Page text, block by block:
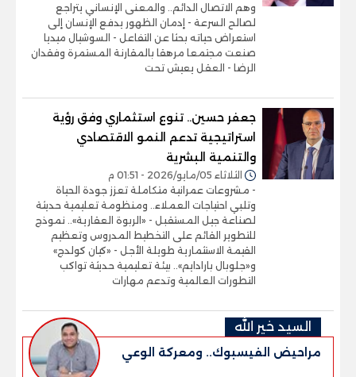
وهم الاتصال الدائم.. والمعنى الإنساني يتراجع
لصالح السرعة - إدمان الظهور يدفع الإنسان إلى
استعراض حياته بحثا عن التفاعل - السوشيال ميديا
صنعت مجتمعا مرهقا بالمقارنة المستمرة وفقدان
الرضا - العقل يعيش تحت
جعفر حسين.. تنوع استثماري وفق رؤية
استراتيجية تدعم النمو الاقتصادي
والتنمية البشرية
الثلاثاء 05/مايو/2026 - 01:51 م
- مشروعات عمرانية متكاملة تعزز جودة الحياة
وتلبي احتياجات العملاء.. ومنظومة تعليمية حديثة
لصناعة جيل المستقبل - «الربوة العقارية».. نموذج
للتطوير القائم على التخطيط المدروس وتعظيم
القيمة الاستثمارية طويلة الأجل - «كيان كولدج»
و«جلوبال بارادايم».. بيئة تعليمية حديثة تواكب
التطورات العالمية وتدعم مهارات
السيد خير الله
مراحيض الفيسبوك.. ومعركة الوعي